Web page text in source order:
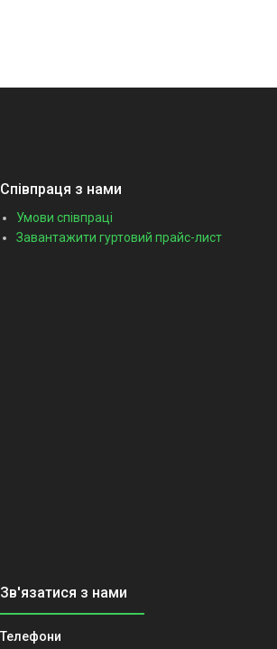
Співпраця з нами
Умови співпраці
Завантажити гуртовий прайс-лист